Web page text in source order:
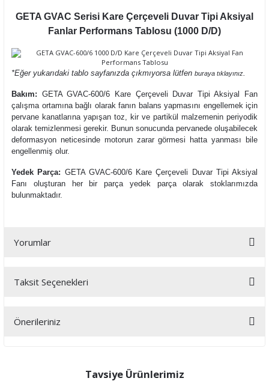
GETA GVAC Serisi Kare Çerçeveli Duvar Tipi Aksiyal
Fanlar Performans Tablosu (1000 D/D)
*Eğer yukarıdaki tablo sayfanızda çıkmıyorsa lütfen buraya tıklayınız.
Bakım: GETA GVAC-600/6 Kare Çerçeveli Duvar Tipi Aksiyal Fan
çalışma ortamına bağlı olarak fanın balans yapmasını engellemek için
pervane kanatlarına yapışan toz, kir ve partikül malzemenin periyodik
olarak temizlenmesi gerekir. Bunun sonucunda pervanede oluşabilecek
deformasyon neticesinde motorun zarar görmesi hatta yanması bile
engellenmiş olur.
Yedek Parça: GETA GVAC-600/6 Kare Çerçeveli Duvar Tipi Aksiyal
Fanı oluşturan her bir parça yedek parça olarak stoklarımızda
bulunmaktadır.
Yorumlar
Bu ürüne ilk yorumu siz yapın!
Taksit Seçenekleri
Önerileriniz
tarafımıza iletebilirsiniz.
Görüş ve önerileriniz için teşekkür ederiz.
Tavsiye Ürünlerimiz